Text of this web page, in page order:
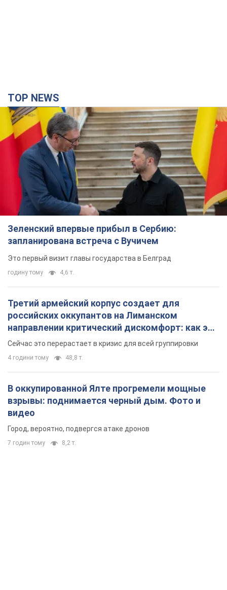
TOP NEWS
Зеленский впервые прибыл в Сербию:
запланирована встреча с Вучичем
Это первый визит главы государства в Белград
годину тому 4,6 т.
Третий армейский корпус создает для
российских оккупантов на Лиманском
направлении критический дискомфорт: как это
удалось
Сейчас это перерастает в кризис для всей группировки
4 години тому 48,8 т.
В оккупированной Ялте прогремели мощные
взрывы: поднимается черный дым. Фото и
видео
Город, вероятно, подвергся атаке дронов
7 годин тому 8,2 т.